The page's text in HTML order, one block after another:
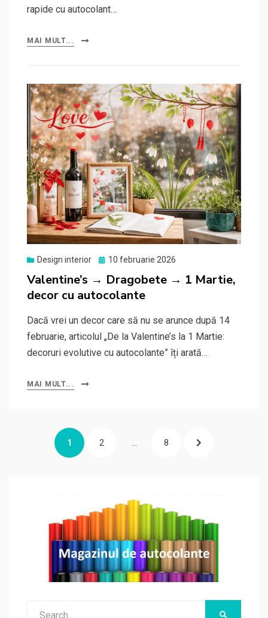
rapide cu autocolant…
MAI MULT...
Design interior
Posted
10 februarie 2026
Valentine’s → Dragobete → 1 Martie,
decor cu autocolante
Dacă vrei un decor care să nu se arunce după 14
februarie, articolul „De la Valentine’s la 1 Martie:
decoruri evolutive cu autocolante” îți arată…
MAI MULT...
Paginație
articole
PAGE
1 PAGE
2 … PAGE
8 NEXT